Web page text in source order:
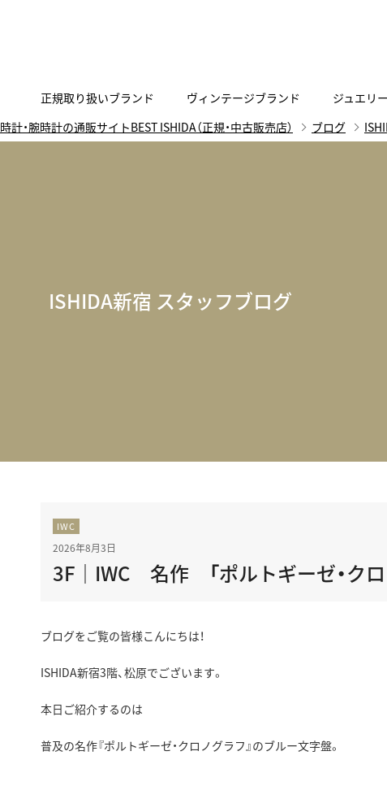
正規取り扱いブランド
A B C D E F G H
ヴィンテージブランド ジュエリー
スマートウォッチ
ブライトリング ブティック GINZA SIX
代表メッセージ
お問い合わせ ご
時計・腕時計の通販サイトBEST ISHIDA（正規・中古販売店） ブログ
ISHIDA新宿 スタッフブログ
IWC
2026年8月3日
3F｜IWC 名作 「ポルトギーゼ・ク
ブログをご覧の皆様こんにちは！
ISHIDA新宿3階、松原でございます。
本日ご紹介するのは
普及の名作『ポルトギーゼ・クロノグラフ』のブルー文字盤。